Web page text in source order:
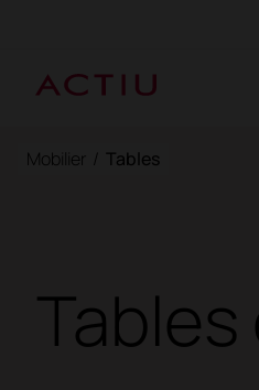
Mobilier / Tables